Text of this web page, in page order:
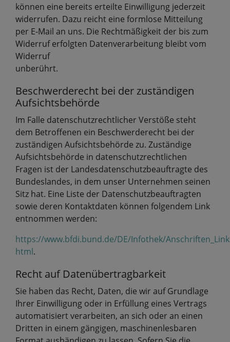
können eine bereits erteilte Einwilligung jederzeit
widerrufen. Dazu reicht eine formlose Mitteilung
per E-Mail an uns. Die Rechtmäßigkeit der bis zum
Widerruf erfolgten Datenverarbeitung bleibt vom
Widerruf
unberührt.
Beschwerderecht bei der zuständigen
Aufsichtsbehörde
Im Falle datenschutzrechtlicher Verstöße steht
dem Betroffenen ein Beschwerderecht bei der
zuständigen Aufsichtsbehörde zu. Zuständige
Aufsichtsbehörde in datenschutzrechtlichen
Fragen ist der Landesdatenschutzbeauftragte des
Bundeslandes, in dem unser Unternehmen seinen
Sitz hat. Eine Liste der Datenschutzbeauftragten
sowie deren Kontaktdaten können folgendem Link
entnommen werden:
https://www.bfdi.bund.de/DE/Infothek/
html.
Recht auf Datenübertragbarkeit
Sie haben das Recht, Daten, die wir auf Grundlage
Ihrer Einwilligung oder in Erfüllung eines Vertrags
automatisiert verarbeiten, an sich oder an einen
Dritten in einem gängigen, maschinenlesbaren